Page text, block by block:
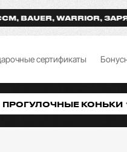
WARRIOR, ЗАРЯД
сертификаты
ПРОГУЛОЧНЫЕ КОНЬКИ